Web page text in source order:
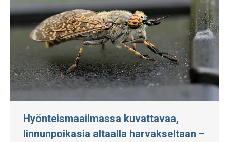
Hyönteismaailmassa kuvattavaa,
linnunpoikasia altaalla harvakseltaan –